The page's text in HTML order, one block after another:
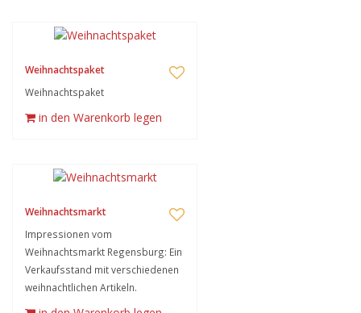
Weihnachtspaket
Weihnachtspaket
in den Warenkorb legen
Weihnachtsmarkt
Impressionen vom
Weihnachtsmarkt Regensburg: Ein
Verkaufsstand mit verschiedenen
weihnachtlichen Artikeln.